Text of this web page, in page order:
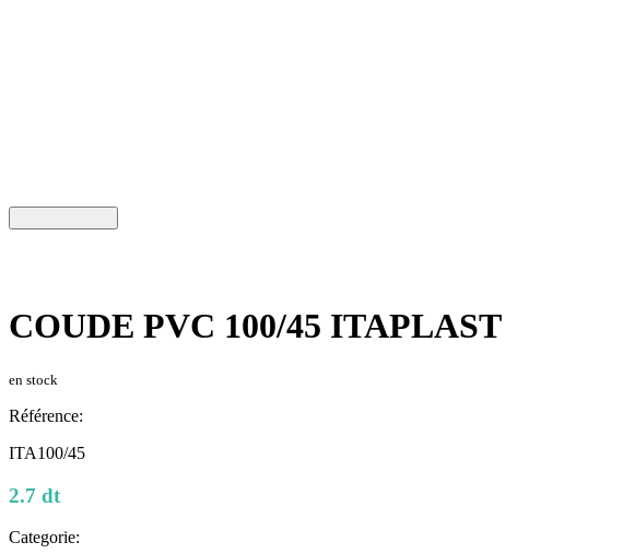
COUDE PVC 100/45 ITAPLAST
en stock
Référence:
ITA100/45
2.7 dt
Categorie: